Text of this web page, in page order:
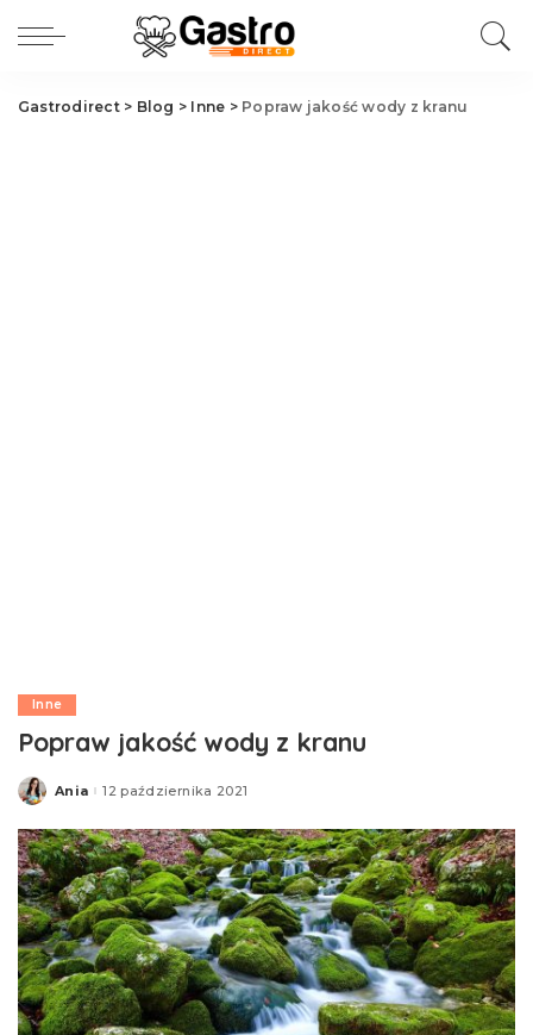
Gastrodirect> Blog > Inne > Popraw jakość wody z kranu
Inne
Popraw jakość wody z kranu
Posted
Ania 12 października 2021